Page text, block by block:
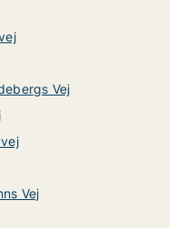
Vej
Vej